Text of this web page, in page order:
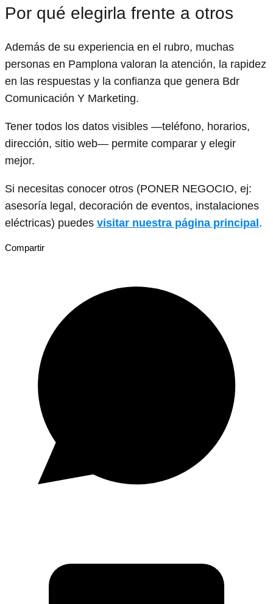
Por qué elegirla frente a otros
Además de su experiencia en el rubro, muchas
personas en Pamplona valoran la atención, la rapidez
en las respuestas y la confianza que genera Bdr
Comunicación Y Marketing.
Tener todos los datos visibles —teléfono, horarios,
dirección, sitio web— permite comparar y elegir
mejor.
Si necesitas conocer otros (PONER NEGOCIO, ej:
asesoría legal, decoración de eventos, instalaciones
eléctricas) puedes visitar nuestra página principal.
Compartir